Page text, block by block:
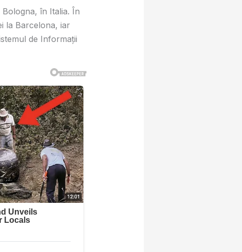
în Italia. În
la Barcelona, iar
de Informații